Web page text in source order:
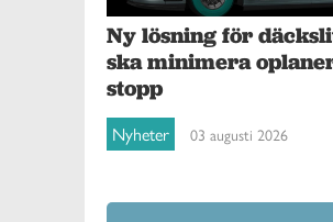
Ny lösning för
ska minimera
stopp
Nyheter 03 augusti 2026